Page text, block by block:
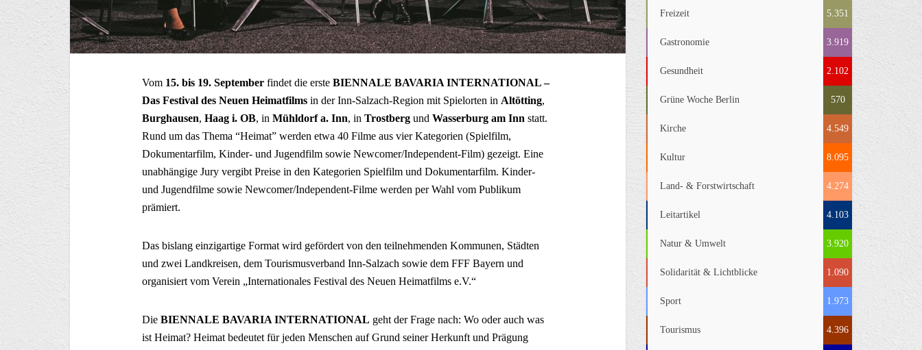
Vom 15. bis 19. September findet die erste BIENNALE BAVARIA INTERNATIONAL –
Das Festival des Neuen Heimatfilms in der Inn-Salzach-Region mit Spielorten in Altötting,
Burghausen, Haag i. OB, in Mühldorf a. Inn, in Trostberg und Wasserburg am Inn statt.
Rund um das Thema “Heimat” werden etwa 40 Filme aus vier Kategorien (Spielfilm,
Dokumentarfilm, Kinder- und Jugendfilm sowie Newcomer/Independent-Film) gezeigt. Eine
unabhängige Jury vergibt Preise in den Kategorien Spielfilm und Dokumentarfilm. Kinder-
und Jugendfilme sowie Newcomer/Independent-Filme werden per Wahl vom Publikum
prämiert.
Das bislang einzigartige Format wird gefördert von den teilnehmenden Kommunen, Städten
und zwei Landkreisen, dem Tourismusverband Inn-Salzach sowie dem FFF Bayern und
organisiert vom Verein „Internationales Festival des Neuen Heimatfilms e.V.“
Die BIENNALE BAVARIA INTERNATIONAL geht der Frage nach: Wo oder auch was
ist Heimat? Heimat bedeutet für jeden Menschen auf Grund seiner Herkunft und Prägung
Freizeit 5.351
Gastronomie 3.919
Gesundheit 2.102
Grüne Woche Berlin 570
Kirche 4.549
Kultur 8.095
Land- & Forstwirtschaft 4.274
Leitartikel 4.103
Natur & Umwelt 3.920
Solidarität & Lichtblicke 1.090
Sport 1.973
Tourismus 4.396